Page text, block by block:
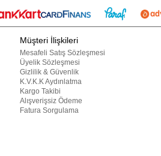
Müşteri İlişkileri
Mesafeli Satış Sözleşmesi
Üyelik Sözleşmesi
Gizlilik & Güvenlik
K.V.K.K Aydınlatma
Kargo Takibi
Alışverişsiz Ödeme
Fatura Sorgulama